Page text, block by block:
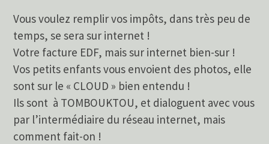
Vous voulez remplir vos impôts, dans très peu de
temps, se sera sur internet !
Votre facture EDF, mais sur internet bien-sur !
Vos petits enfants vous envoient des photos, elle
sont sur le « CLOUD » bien entendu !
Ils sont à TOMBOUKTOU, et dialoguent avec vous
par l’intermédiaire du réseau internet, mais
comment fait-on !